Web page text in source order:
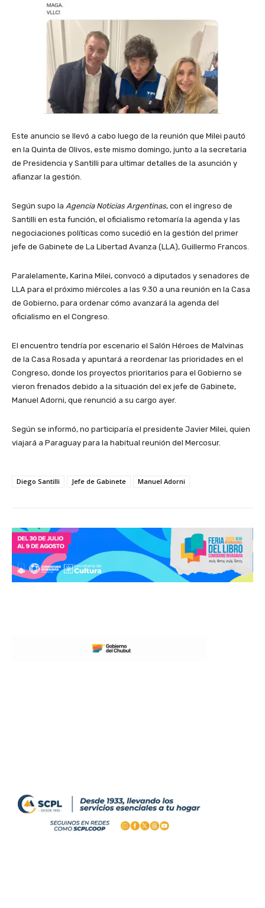
Este anuncio se llevó a cabo luego de la reunión que Milei pautó
en la Quinta de Olivos, este mismo domingo, junto a la secretaria
de Presidencia y Santilli para ultimar detalles de la asunción y
afianzar la gestión.
Según supo la Agencia Noticias Argentinas, con el ingreso de
Santilli en esta función, el oficialismo retomaría la agenda y las
negociaciones políticas como sucedió en la gestión del primer
jefe de Gabinete de La Libertad Avanza (LLA), Guillermo Francos.
Paralelamente, Karina Milei, convocó a diputados y senadores de
LLA para el próximo miércoles a las 9.30 a una reunión en la Casa
de Gobierno, para ordenar cómo avanzará la agenda del
oficialismo en el Congreso.
El encuentro tendría por escenario el Salón Héroes de Malvinas
de la Casa Rosada y apuntará a reordenar las prioridades en el
Congreso, donde los proyectos prioritarios para el Gobierno se
vieron frenados debido a la situación del ex jefe de Gabinete,
Manuel Adorni, que renunció a su cargo ayer.
Según se informó, no participaría el presidente Javier Milei, quien
viajará a Paraguay para la habitual reunión del Mercosur.
Diego Santilli Jefe de Gabinete Manuel Adorni